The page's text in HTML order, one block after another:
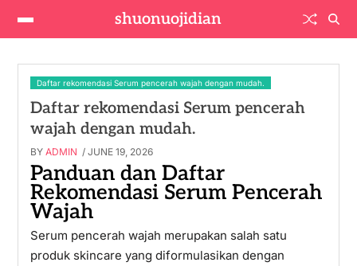
shuonuojidian
Daftar rekomendasi Serum pencerah wajah dengan mudah.
Daftar rekomendasi Serum pencerah
wajah dengan mudah.
BY ADMIN / JUNE 19, 2026
Panduan dan Daftar
Rekomendasi Serum Pencerah
Wajah
Serum pencerah wajah merupakan salah satu
produk skincare yang diformulasikan dengan